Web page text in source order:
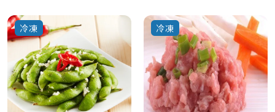
冷凍 冷凍